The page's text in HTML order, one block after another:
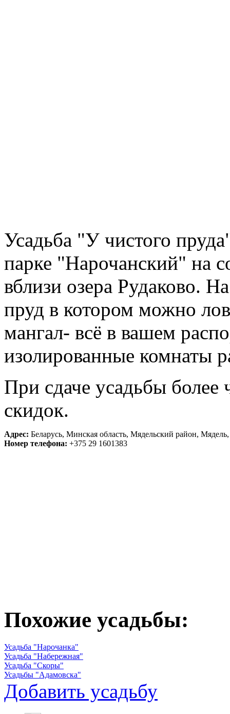
Усадьба "У чистого
парке "Нарочанский" на
вблизи озера Рудаково.
пруд в котором можно
мангал- всё в вашем
изолированные комнаты
При сдаче усадьбы более
скидок.
Адрес: Беларусь, Минская область, Мядельский район,
Номер телефона: +375 29 1601383
Похожие усадьбы:
Усадьба "Нарочанка"
Усадьба "Набережная"
Усадьба "Скоры"
Усадьбы "Адамовска"
Добавить усадьбу